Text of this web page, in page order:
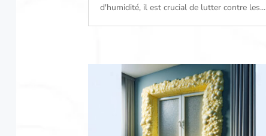
d'humidité, il est crucial de lutter contre les...